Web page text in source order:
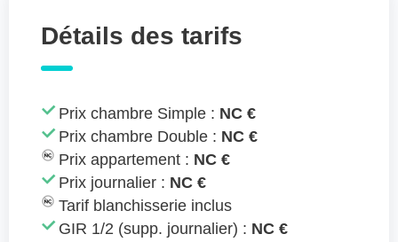
Détails des tarifs
Prix chambre Simple : NC €
Prix chambre Double : NC €
Prix appartement : NC €
Prix journalier : NC €
Tarif blanchisserie inclus
GIR 1/2 (supp. journalier) : NC €